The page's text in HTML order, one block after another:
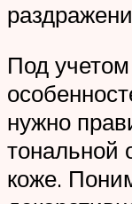
Под
нужно
тональной
коже.